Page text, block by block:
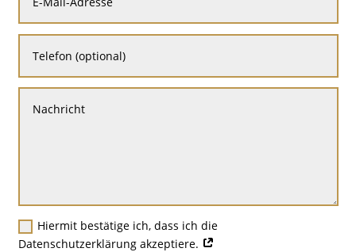
Hiermit bestätige ich, dass ich die
Datenschutzerklärung akzeptiere.